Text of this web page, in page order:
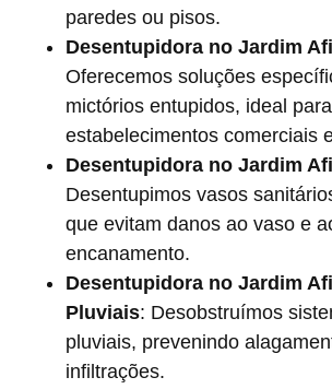
paredes ou pisos.
Desentupidora no Jardim
Oferecemos soluções
mictórios entupidos, ideal para
estabelecimentos comerciais
Desentupidora no Jardim
Desentupimos vasos
que evitam danos ao vaso e
encanamento.
Desentupidora no Jardim
Pluviais: Desobstruímos
pluviais, prevenindo
infiltrações.